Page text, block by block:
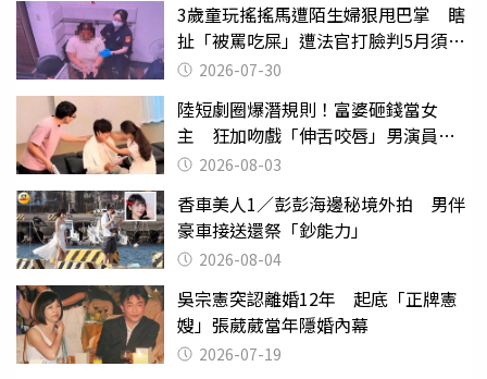
3歲童玩搖搖馬遭陌生婦狠甩巴掌 瞎
扯「被罵吃屎」遭法官打臉判5月須入
監 2026-07-30
陸短劇圈爆潛規則！富婆砸錢當女
主 狂加吻戲「伸舌咬唇」男演員崩
潰 2026-08-03
香車美人1／彭彭海邊秘境外拍 男伴
豪車接送還祭「鈔能力」
2026-08-04
吳宗憲突認離婚12年 起底「正牌憲
嫂」張葳葳當年隱婚內幕
2026-07-19